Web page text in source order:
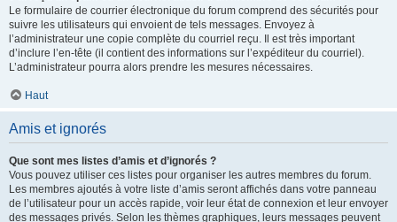
Le formulaire de courrier électronique du forum comprend des sécurités pour
suivre les utilisateurs qui envoient de tels messages. Envoyez à
l’administrateur une copie complète du courriel reçu. Il est très important
d’inclure l’en-tête (il contient des informations sur l’expéditeur du courriel).
L’administrateur pourra alors prendre les mesures nécessaires.
Haut
Amis et ignorés
Que sont mes listes d’amis et d’ignorés ?
Vous pouvez utiliser ces listes pour organiser les autres membres du forum.
Les membres ajoutés à votre liste d’amis seront affichés dans votre panneau
de l’utilisateur pour un accès rapide, voir leur état de connexion et leur envoyer
des messages privés. Selon les thèmes graphiques, leurs messages peuvent